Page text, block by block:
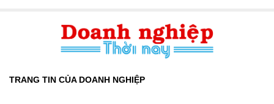
TRANG TIN CỦA DOANH NGHIỆP